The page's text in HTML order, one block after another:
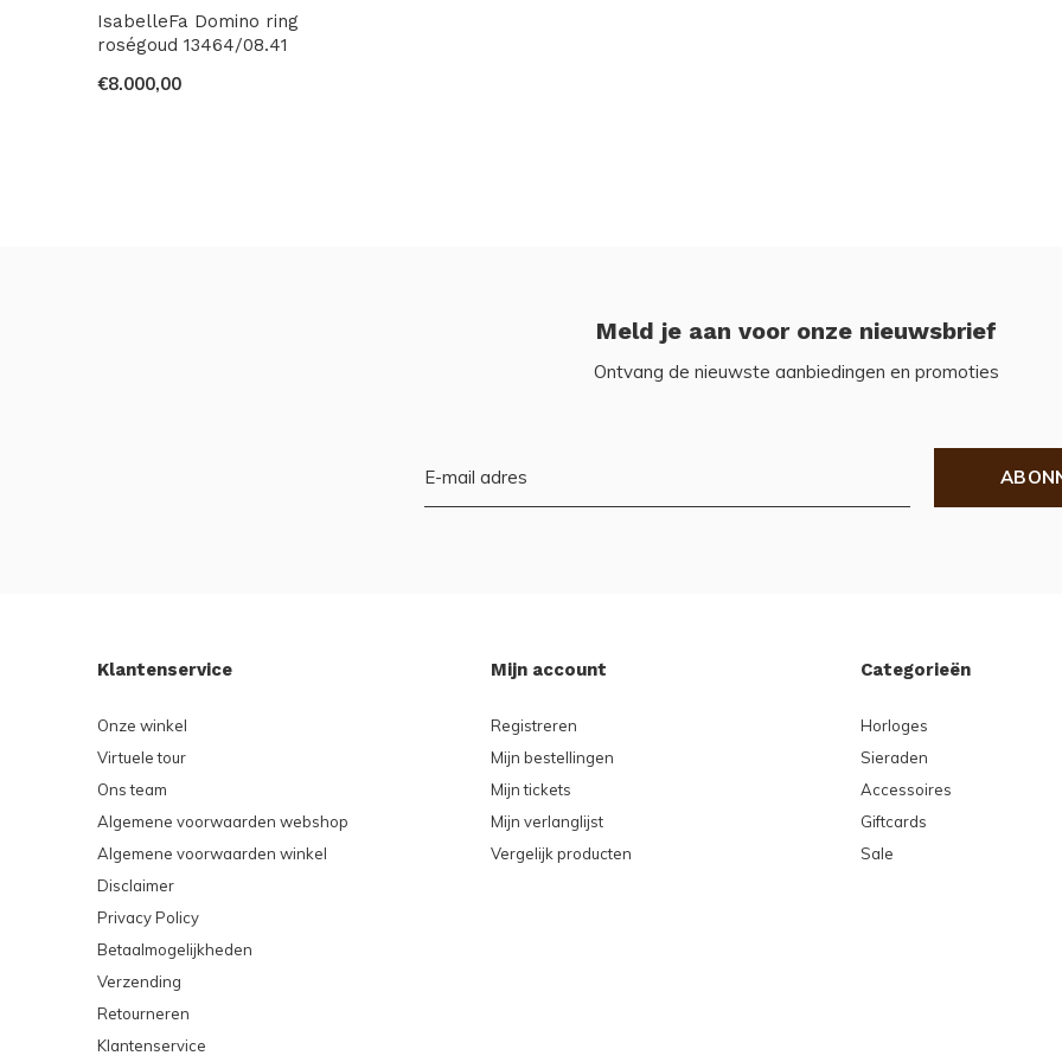
IsabelleFa Domino ring
roségoud 13464/08.41
€8.000,00
Meld je aan voor onze nieuwsbrief
Ontvang de nieuwste aanbiedingen en promoties
Klantenservice
Onze winkel
Virtuele tour
Ons team
Algemene voorwaarden webshop
Algemene voorwaarden winkel
Disclaimer
Privacy Policy
Betaalmogelijkheden
Verzending
Retourneren
Klantenservice
Mijn account
Registreren
Mijn bestellingen
Mijn tickets
Mijn verlanglijst
Vergelijk producten
Categorieën
Horloges
Sieraden
Accessoires
Giftcards
Sale